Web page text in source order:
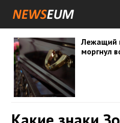
Лежащий
моргнул